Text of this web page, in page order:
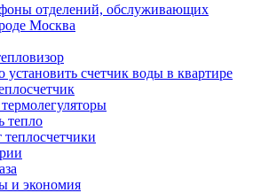
отделений, обслуживающих
Москва
установить счетчик воды в квартире
тепло
и экономия